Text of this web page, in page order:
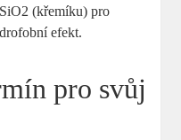
(křemíku) pro
efekt.
pro svůj